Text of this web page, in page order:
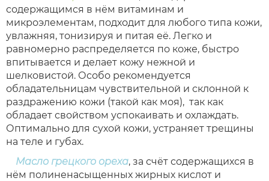
содержащимся в нём витаминам и
микроэлементам, подходит для любого типа кожи,
увлажняя, тонизируя и питая её. Легко и
равномерно распределяется по коже, быстро
впитывается и делает кожу нежной и
шелковистой. Особо рекомендуется
обладательницам чувствительной и склонной к
раздражению кожи (такой как моя), так как
обладает свойством успокаивать и охлаждать.
Оптимально для сухой кожи, устраняет трещины
на теле и губах.
Масло грецкого ореха, за счёт содержащихся в
нём полиненасыщенных жирных кислот и